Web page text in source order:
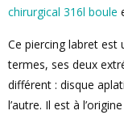
chirurgical 316l boule
Ce piercing labret est
termes, ses deux
différent : disque
l’autre. Il est à